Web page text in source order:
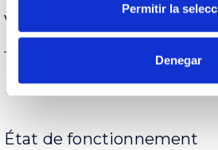
Permitir la
Denegar
Vie
État de fonctionnement